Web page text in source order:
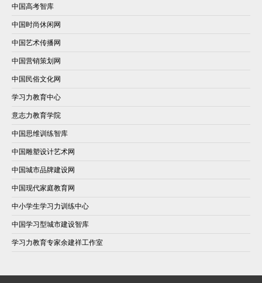
中国高考智库
中国时尚休闲网
中国艺术传播网
中国营销策划网
中国民俗文化网
学习力教育中心
意志力教育学院
中国思维训练智库
中国雕塑设计艺术网
中国城市品牌建设网
中国现代家庭教育网
中小学生学习力训练中心
中国学习型城市建设智库
学习力教育专家余建祥工作室